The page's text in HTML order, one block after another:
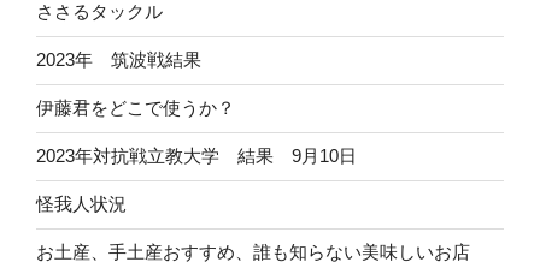
ささるタックル
2023年 筑波戦結果
伊藤君をどこで使うか？
2023年対抗戦立教大学 結果 9月10日
怪我人状況
お土産、手土産おすすめ、誰も知らない美味しいお店